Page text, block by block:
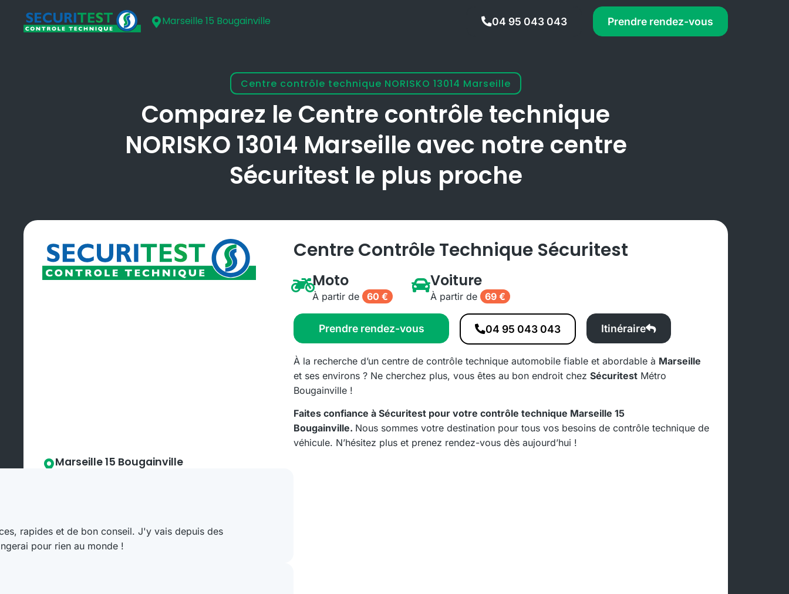
Marseille 15 Bougainville 04 95 043 043 Prendre rendez-vous
Centre contrôle technique NORISKO 13014 Marseille
Comparez le Centre contrôle technique
NORISKO 13014 Marseille avec notre centre
Sécuritest le plus proche
Marseille 15 Bougainville
Centre Contrôle Technique Sécuritest
Moto
À partir de 60 €
Voiture
À partir de 69 €
Prendre rendez-vous 04 95 043 043 Itinéraire
À la recherche d’un centre de contrôle technique automobile fiable et abordable à Marseille
et ses environs ? Ne cherchez plus, vous êtes au bon endroit chez SécuritestMétro
Bougainville !
Faites confiance à Sécuritest pour votre contrôle technique Marseille 15
Bougainville. Nous sommes votre destination pour tous vos besoins de contrôle technique de
véhicule. N’hésitez plus et prenez rendez-vous dès aujourd’hui !